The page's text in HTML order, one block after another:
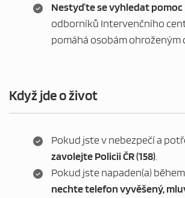
Nestyďte se vyhledat pomoc
odborníků Intervenčního
pomáhá osobám ohroženým
Když jde o život
Pokud jste v nebezpečí a
zavolejte Policii ČR (158)
Pokud jste napaden(a)
nechte telefon vyvěšený,